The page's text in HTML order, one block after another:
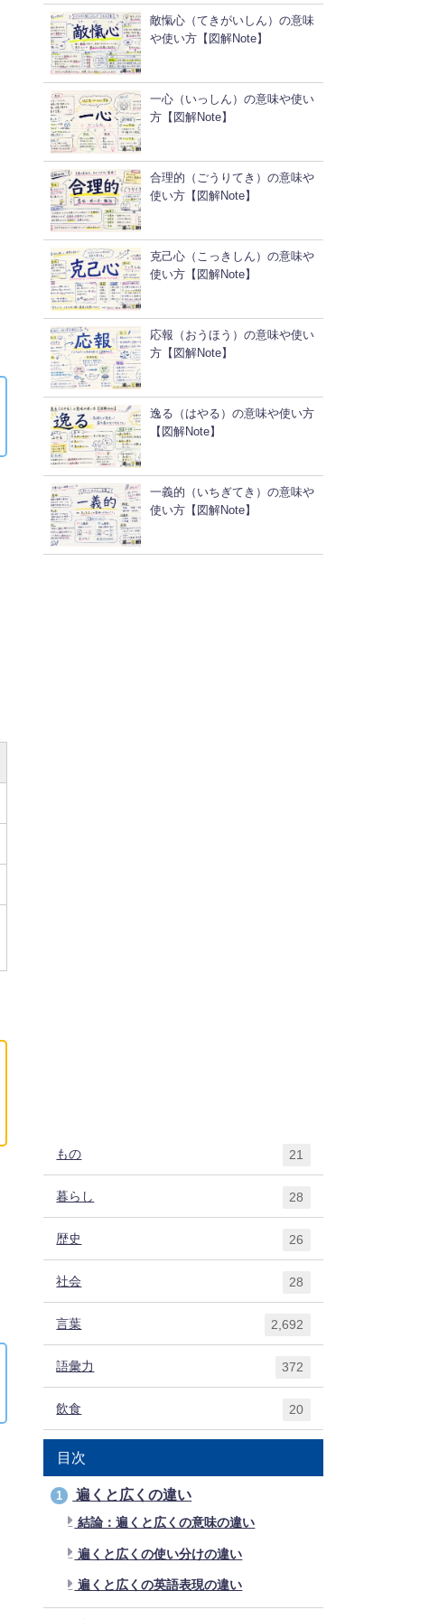
敵愾心（てきがいしん）の意味
や使い方【図解Note】
一心（いっしん）の意味や使い
方【図解Note】
合理的（ごうりてき）の意味や
使い方【図解Note】
克己心（こっきしん）の意味や
使い方【図解Note】
応報（おうほう）の意味や使い
方【図解Note】
逸る（はやる）の意味や使い方
【図解Note】
一義的（いちぎてき）の意味や
使い方【図解Note】
もの 21
暮らし 28
歴史 26
社会 28
言葉 2,692
語彙力 372
飲食 20
目次
1 遍くと広くの違い
結論：遍くと広くの意味の違い
遍くと広くの使い分けの違い
遍くと広くの英語表現の違い